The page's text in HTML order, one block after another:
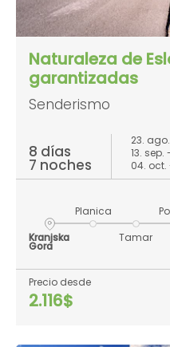
Naturaleza de
garantizadas
Senderismo
8 días
7 noches
23.
13. sep.
04. oct.
Kranjska
Gora
Planica
Tamar
Precio desde
2.116$